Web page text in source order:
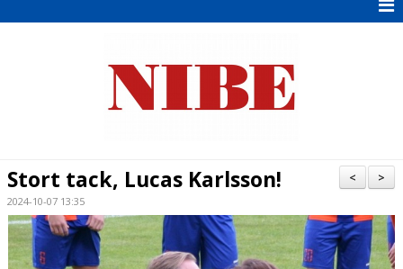
BILDGALLERI
DOKUMENT
>
<
Stort tack, Lucas Karlsson!
2024-10-07 13:35